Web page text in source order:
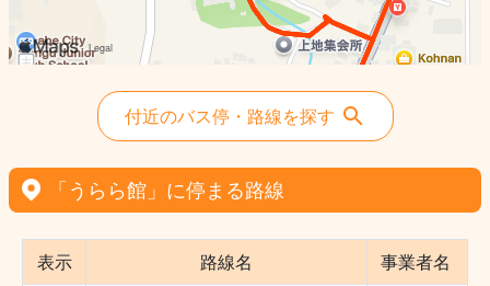
付近のバス停・路線を探す
「うらら館」に停まる路線
表示 路線名 事業者名